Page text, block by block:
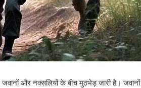
और नक्सलियों के बीच मुठभेड़ जारी है।